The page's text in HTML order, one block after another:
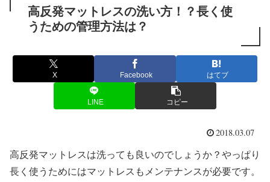
高反発マットレスの洗い方！？長く使
うための管理方法は？
X Facebook はてブ
LINE コピー
2018.03.07
高反発マットレスは洗っても良いのでしょうか？やっぱり
長く使うためにはマットレスもメンテナンスが必要です。